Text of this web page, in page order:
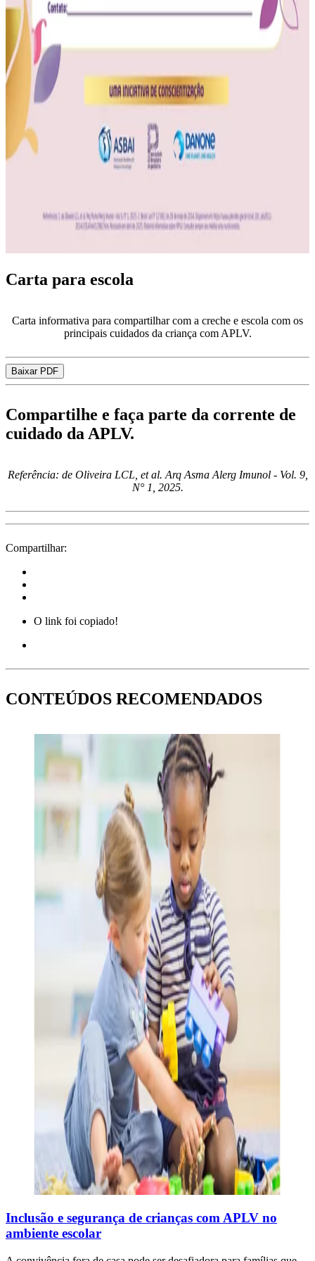
Carta para escola
Carta informativa para compartilhar com a creche e escola com os
principais cuidados da criança com APLV.
Baixar PDF
Compartilhe e faça parte da corrente de
cuidado da APLV.
Referência: de Oliveira LCL, et al. Arq Asma Alerg Imunol - Vol. 9,
N° 1, 2025.
Compartilhar:
O link foi copiado!
CONTEÚDOS RECOMENDADOS
Inclusão e segurança de crianças com APLV no
ambiente escolar